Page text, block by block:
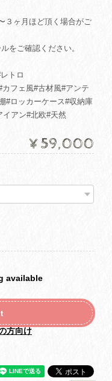
３ヶ月ほど頂く場合がご
をご確認ください。
トロ
フェ風#古材風#アンテ
#ロッカーケース#収納庫
イアン#北欧#天然
¥59,000
available
方向け